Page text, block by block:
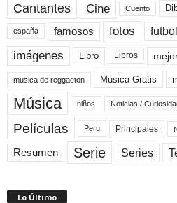
Cantantes Cine Cuento
españa famosos fotos futbol
imágenes Libro Libros
musica de reggaeton Musica Gratis
Música niños Noticias /
Películas Peru Principales
Resumen Serie Series
Lo Último